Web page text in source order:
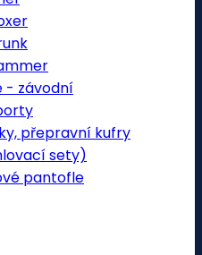
- závodní
přepravní kufry
sety)
pantofle